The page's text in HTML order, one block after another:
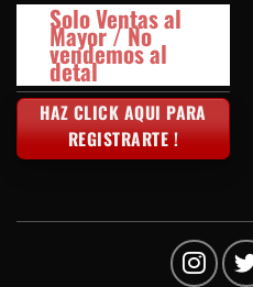
Solo Ventas al
Mayor / No
vendemos al
detal
HAZ CLICK AQUI PARA
REGISTRARTE !